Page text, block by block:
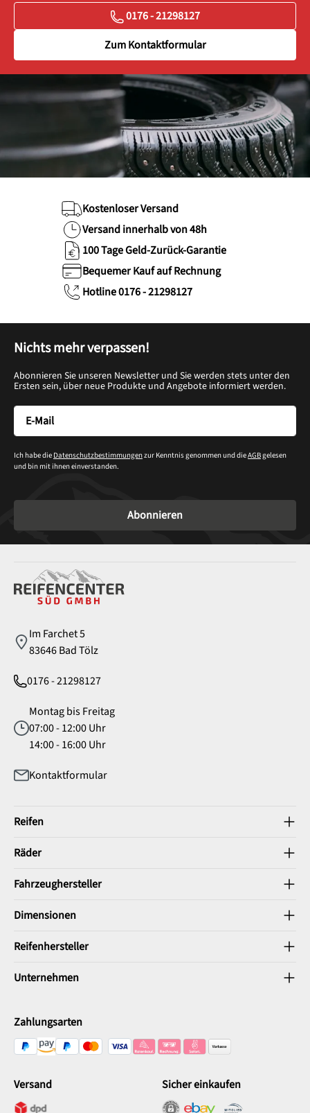
0176 - 21298127
Zum Kontaktformular
Kostenloser Versand
Versand innerhalb von 48h
100 Tage Geld-Zurück-Garantie
Bequemer Kauf auf Rechnung
Hotline 0176 - 21298127
Nichts mehr verpassen!
Abonnieren Sie unseren Newsletter und Sie werden stets unter den
Ersten sein, über neue Produkte und Angebote informiert werden.
Ich habe die Datenschutzbestimmungenzur Kenntnis genommen und dieAGBgelesen
und bin mit ihnen einverstanden.
Abonnieren
Im Farchet 5
83646 Bad Tölz
0176 - 21298127
Montag bis Freitag
07:00 - 12:00 Uhr
14:00 - 16:00 Uhr
Kontaktformular
Reifen
Räder
Fahrzeughersteller
Dimensionen
Reifenhersteller
Unternehmen
Zahlungsarten
Versand Sicher einkaufen